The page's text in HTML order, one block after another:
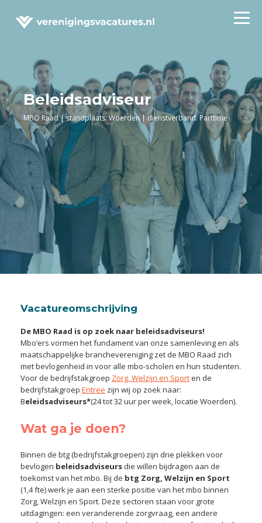
Beleidsadviseur
MBO Raad | standplaats: Woerden | dienstverband: Parttime
Vacatureomschrijving
De MBO Raad is op zoek naar beleidsadviseurs!
Mbo’ers vormen het fundament van onze samenleving en als
maatschappelijke branchevereniging zet de MBO Raad zich
met bevlogenheid in voor alle mbo-scholen en hun studenten.
Voor de bedrijfstakgroep Zorg, Welzijn en Sporten de
bedrijfstakgroep Entree zijn wij op zoek naar:
Beleidsadviseurs*(24 tot 32 uur per week, locatie Woerden).
Wat ga je doen?
Binnen de btg (bedrijfstakgroepen) zijn drie plekken voor
bevlogen beleidsadviseurs die willen bijdragen aan de
toekomst van het mbo. Bij de btg Zorg, Welzijn en Sport
(1,4 fte) werk je aan een sterke positie van het mbo binnen
Zorg, Welzijn en Sport. Deze sectoren staan voor grote
uitdagingen: een veranderende zorgvraag, een andere